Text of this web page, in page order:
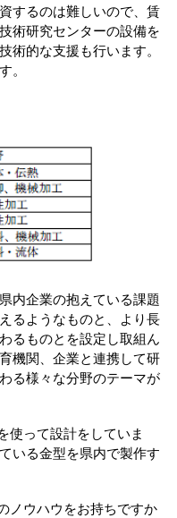
するのは難しいので、賃
術研究センターの設備を
術的な支援も行います。
。
内企業の抱えている課題
るようなものと、より長
るものとを設定し取組ん
機関、企業と連携して研
る様々な分野のテーマが
って設計をしていま
いる金型を県内で製作す
ウハウをお持ちですか